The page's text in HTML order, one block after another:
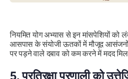
नियमित योग अभ्यास से इन मांसपेशियों
आसपास के संयोजी ऊतकों में मौजूद
पर पड़ने वाले दबाव को कम करने में मदद
5.प्रतिरक्षा प्रणाली को